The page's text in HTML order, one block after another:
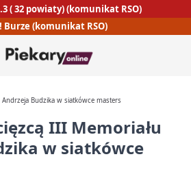
( 32 powiaty) (komunikat RSO)
Burze (komunikat RSO)
Budzika w siatkówce masters
III Memoriału
w siatkówce